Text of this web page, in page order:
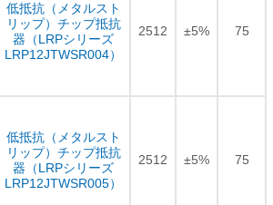
低抵抗（メタルスト
リップ）チップ抵抗
器（LRPシリーズ
LRP12JTWSR004）
2512 ±5% 75
低抵抗（メタルスト
リップ）チップ抵抗
器（LRPシリーズ
LRP12JTWSR005）
2512 ±5% 75